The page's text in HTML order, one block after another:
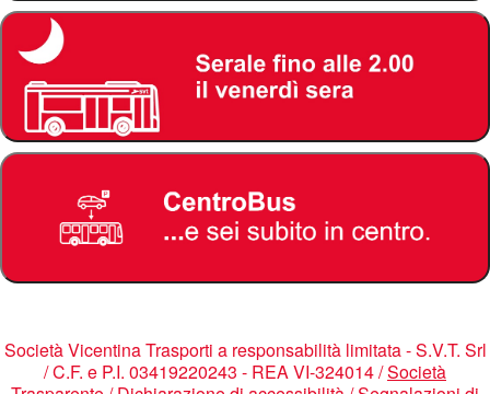
Società Vicentina Trasporti a responsabilità limitata - S.V.T. Srl
/ C.F. e P.I. 03419220243 - REA VI-324014 /Società